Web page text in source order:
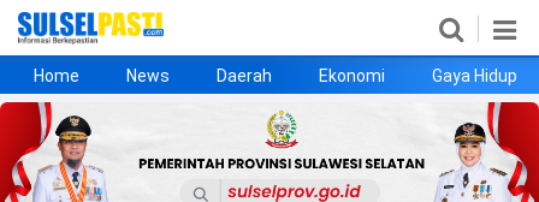
Home
News
Daerah
Ekonomi
Gaya Hidup
Kesehatan
Metro
Nasional
Hukrim
Olahraga
Politik
UMKM
Opini
Home News Daerah Ekonomi Gaya Hidup